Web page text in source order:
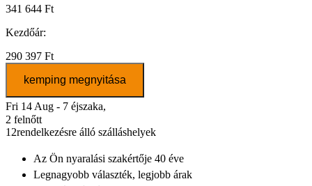
341 644 Ft
Kezdőár:
290 397 Ft
kemping megnyitása
Fri 14 Aug - 7 éjszaka,
2 felnőtt
12rendelkezésre álló szálláshelyek
Az Ön nyaralási szakértője 40 éve
Legnagyobb választék, legjobb árak